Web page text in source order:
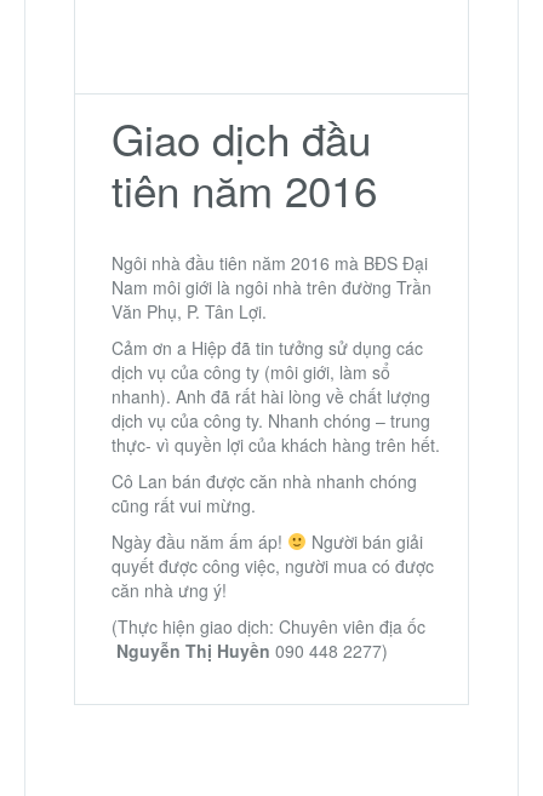
Giao dịch đầu
tiên năm 2016
Ngôi nhà đầu tiên năm 2016 mà BĐS Đại
Nam môi giới là ngôi nhà trên đường Trần
Văn Phụ, P. Tân Lợi.
Cảm ơn a Hiệp đã tin tưởng sử dụng các
dịch vụ của công ty (môi giới, làm sổ
nhanh). Anh đã rất hài lòng về chất lượng
dịch vụ của công ty. Nhanh chóng – trung
thực- vì quyền lợi của khách hàng trên hết.
Cô Lan bán được căn nhà nhanh chóng
cũng rất vui mừng.
Ngày đầu năm ấm áp!
Người bán giải
quyết được công việc, người mua có được
căn nhà ưng ý!
(Thực hiện giao dịch: Chuyên viên địa ốc
Nguyễn Thị Huyền 090 448 2277)